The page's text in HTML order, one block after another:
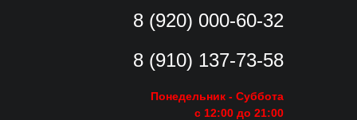
8 (920) 000-60-32
8 (910) 137-73-58
Понедельник - Суббота
с 12:00 до 21:00